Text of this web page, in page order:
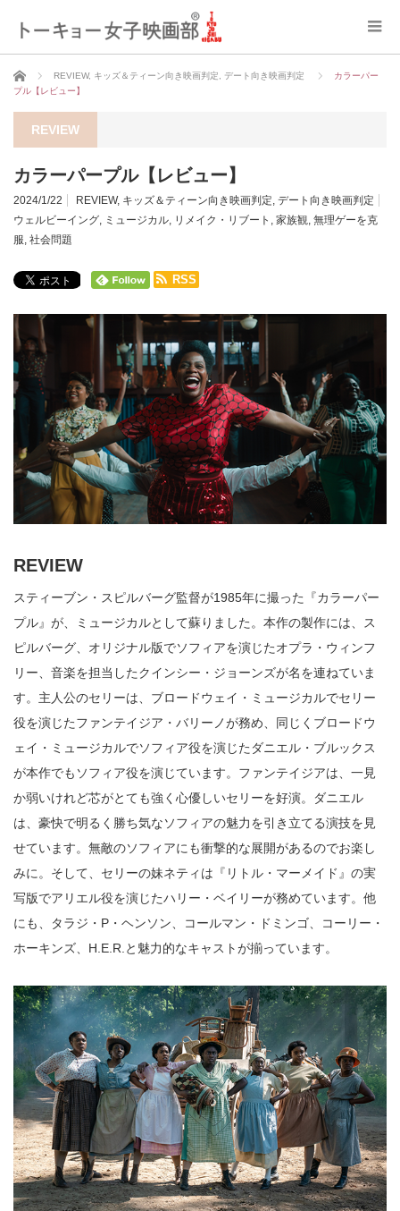
ホーム REVIEW, キッズ＆ティーン向き映画判定 デート向き映画判定
カラーパー
プル【レビュー】
REVIEW
カラーパープル【レビュー】
2024/1/22 REVIEW, キッズ＆ティーン向き映画判定, デート向き映画判定
ウェルビーイング, ミュージカル, リメイク・リブート , 家族観, 無理ゲーを克
服, 社会問題
RSS
REVIEW
スティーブン・スピルバーグ監督が1985年に撮った『カラーパー
プル』が、ミュージカルとして蘇りました。本作の製作には、ス
ピルバーグ、オリジナル版でソフィアを演じたオプラ・ウィンフ
リー、音楽を担当したクインシー・ジョーンズが名を連ねていま
す。主人公のセリーは、ブロードウェイ・ミュージカルでセリー
役を演じたファンテイジア・バリーノが務め、同じくブロードウ
ェイ・ミュージカルでソフィア役を演じたダニエル・ブルックス
が本作でもソフィア役を演じています。ファンテイジアは、一見
か弱いけれど芯がとても強く心優しいセリーを好演。ダニエル
は、豪快で明るく勝ち気なソフィアの魅力を引き立てる演技を見
せています。無敵のソフィアにも衝撃的な展開があるのでお楽し
みに。そして、セリーの妹ネティは『リトル・マーメイド』の実
写版でアリエル役を演じたハリー・ベイリーが務めています。他
にも、タラジ・P・ヘンソン、コールマン・ドミンゴ、コーリー・
ホーキンズ、H.E.R.と魅力的なキャストが揃っています。